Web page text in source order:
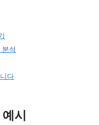
석
다
시